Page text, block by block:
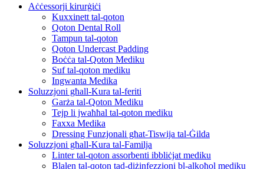
Aċċessorji kirurġiċi
Kuxxinett tal-qoton
Qoton Dental Roll
Tampun tal-qoton
Qoton Undercast Padding
Boċċa tal-Qoton Mediku
Suf tal-qoton mediku
Ingwanta Medika
Soluzzjoni għall-Kura tal-feriti
Garża tal-Qoton Mediku
Tejp li jwaħħal tal-qoton mediku
Faxxa Medika
Dressing Funzjonali għat-Tiswija tal-Ġilda
Soluzzjoni għall-Kura tal-Familja
Linter tal-qoton assorbenti ibbliċjat mediku
Blalen tal-qoton tad-diżinfezzjoni bl-alkoħol mediku